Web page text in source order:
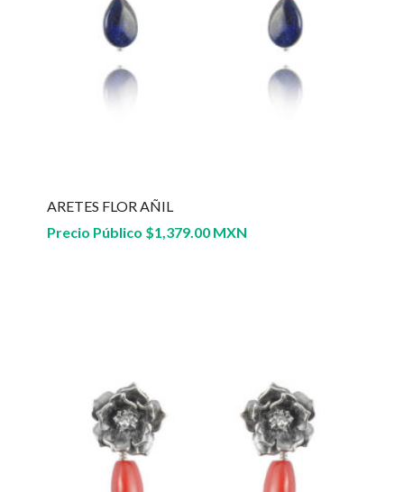
ARETES FLOR AÑIL
Precio Público $1,379.00 MXN